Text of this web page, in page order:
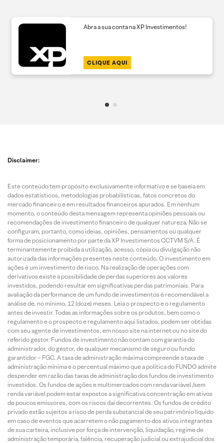
Abra a sua conta na XP Investimentos!
CLIQUE AQUI
Disclaimer:
Este conteúdo tem propósito exclusivamente informativo e se baseia em
dados estatísticos, metodologias probabilísticas, fatos concretos do
mercado financeiro e em resultados financeiros apurados. Em nenhum
momento, o conteúdo desta mensagem representa opiniões pessoais ou
recomendações de investimento financeiro de qualquer natureza. Não se
configuram, portanto, como ideias, opiniões, pensamentos ou qualquer
forma de posicionamento por parte da XP Investimentos CCTVM S/A. É
terminantemente proibida a utilização, acesso, cópia ou divulgação não
autorizada das informações presentes neste conteúdo. O investimento em
ações é um investimento de risco. Na realização de operações com
derivativos existe a possibilidade de perdas superiores aos valores
investidos, podendo resultar em significativas perdas patrimoniais. Para
avaliação da performance de um fundo de investimentos é recomendável a
análise de, no mínimo, 12 (doze) meses. Leia o prospecto e o regulamento
antes de investir. Todas as informações sobre os produtos, bem como o
regulamento e o prospecto e regulamento aqui listados, podem ser obtidas
com seu agente de investimentos, em nosso site na internet ou no site do
referido gestor. Fundos de investimento não contam com garantia do
administrador, do gestor, de qualquer mecanismo de seguro ou fundo
garantidor – FGC. A taxa de administração máxima compreende a taxa de
administração mínima e o percentual máximo que a política do FUNDO admite
despender em razão das taxas de administração dos fundos de investimento
investidos. Os fundos de ações e multimercados com renda variável /sem
renda variável podem estar expostos a significativa concentração em ativos
de poucos emissores, com os riscos daí decorrentes. Os fundos de crédito
privado estão sujeitos a risco de perda substancial de seu patrimônio líquido
em caso de eventos que acarretem o não pagamento dos ativos integrantes
de sua carteira, inclusive por força de intervenção, liquidação, regime de
administração temporária, falência, recuperação judicial ou extrajudicial dos